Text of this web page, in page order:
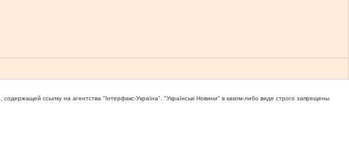
ссылку на агентства "Iнтерфакс-Україна", "Українськi Новини" в каком-либо виде строго запрещены